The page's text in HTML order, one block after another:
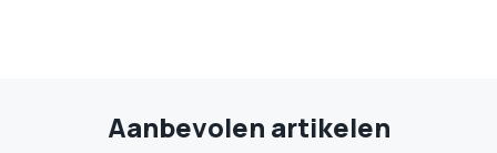
Aanbevolen artikelen